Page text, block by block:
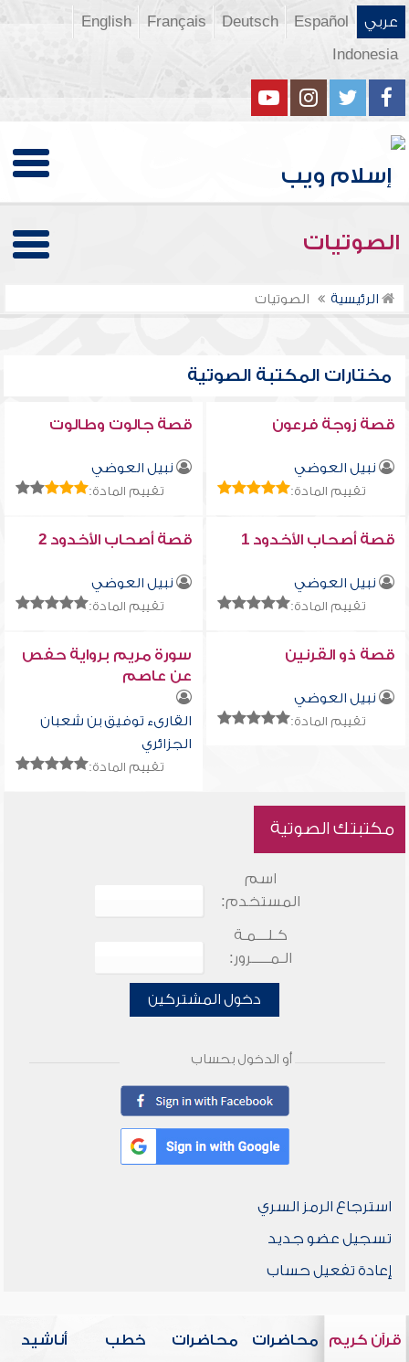
عربي Español
Deutsch
Français
English
Indonesia
الصوتيات
الرئيسية الصوتيات
مختارات المكتبة الصوتية
قصة زوجة فرعون
نبيل العوضي
تقييم المادة:
قصة جالوت وطالوت
نبيل العوضي
تقييم المادة:
قصة أصحاب الأخدود 1
نبيل العوضي
تقييم المادة:
قصة أصحاب الأخدود 2
نبيل العوضي
تقييم المادة:
قصة ذو القرنين
نبيل العوضي
تقييم المادة:
سورة مريم برواية حفص
عن عاصم
القارىء توفيق بن شعبان
الجزائري
تقييم المادة:
مكتبتك الصوتية
اسم
المستخدم:
كـلـــمـة
الـمـــــرور:
دخول المشتركين
أو الدخول بحساب
استرجاع الرمز السري
تسجيل عضو جديد
إعادة تفعيل حساب
قرآن كريم
محاضرات
محاضرات
خطب
أناشيد